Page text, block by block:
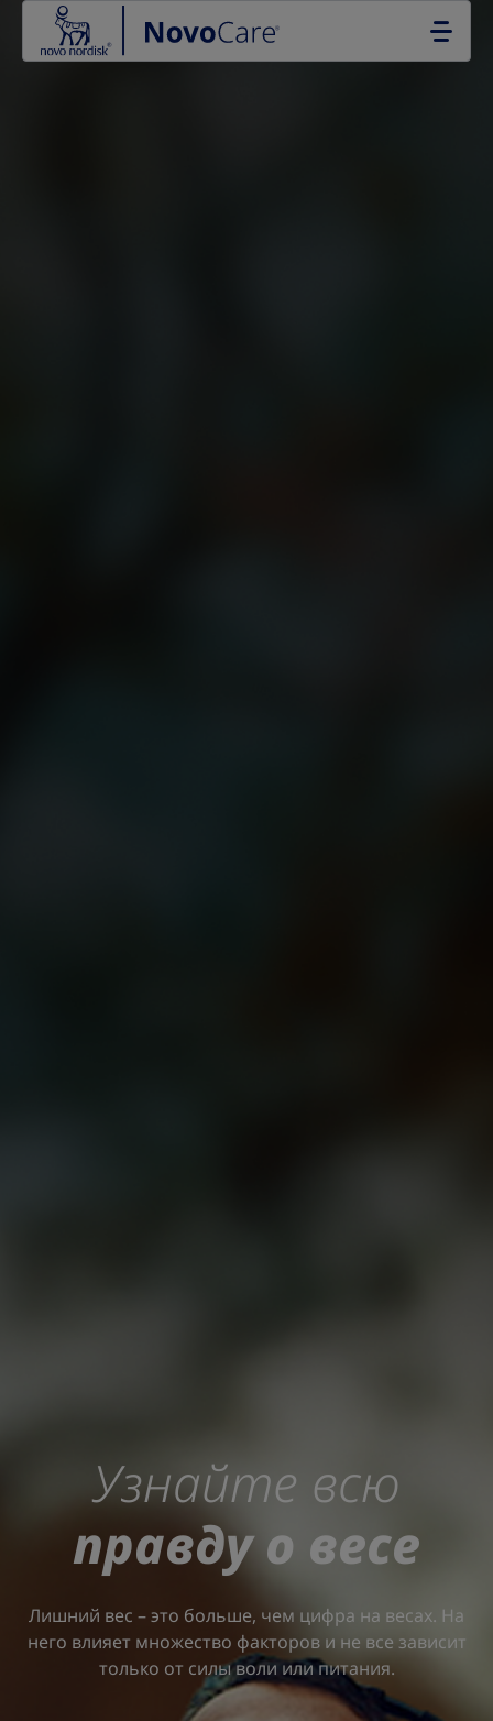
Go to the page content
Узнайте всю
правду о весе
Лишний вес – это больше, чем цифра на весах. На
него влияет множество факторов и не все зависит
только от силы воли или питания.